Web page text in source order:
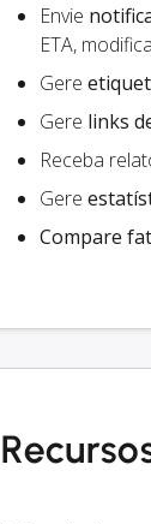
Envie
ETA,
Gere
Gere links
Receba
Gere
Compare